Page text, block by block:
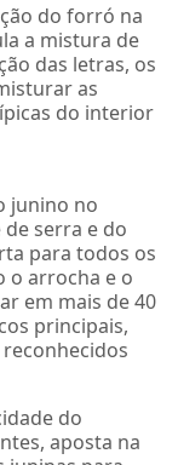
do forró na
a mistura de
das letras, os
as
do interior
junino no
serra e do
para todos os
o arrocha e o
em mais de 40
principais,
do
aposta na